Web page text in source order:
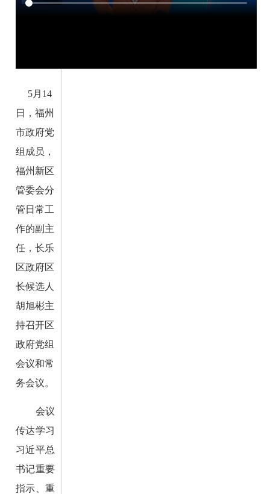
5月14
日，福州
市政府党
组成员，
福州新区
管委会分
管日常工
作的副主
任，长乐
区政府区
长候选人
胡旭彬主
持召开区
政府党组
会议和常
务会议。
会议
传达学习
习近平总
书记重要
指示、重